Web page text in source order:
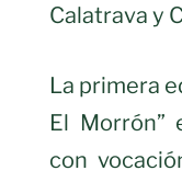
Calatrava y
La primera
El Morrón”
con